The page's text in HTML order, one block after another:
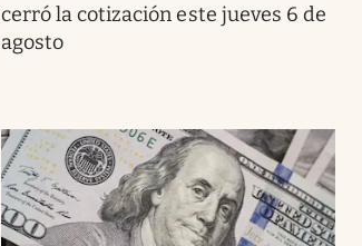
cerró la cotización este jueves 6 de
agosto